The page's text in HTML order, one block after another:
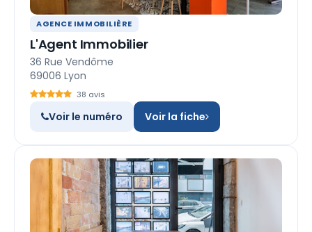
AGENCE IMMOBILIÈRE
L'Agent Immobilier
36 Rue Vendôme
69006 Lyon
38 avis
Voir le numéro Voir la fiche